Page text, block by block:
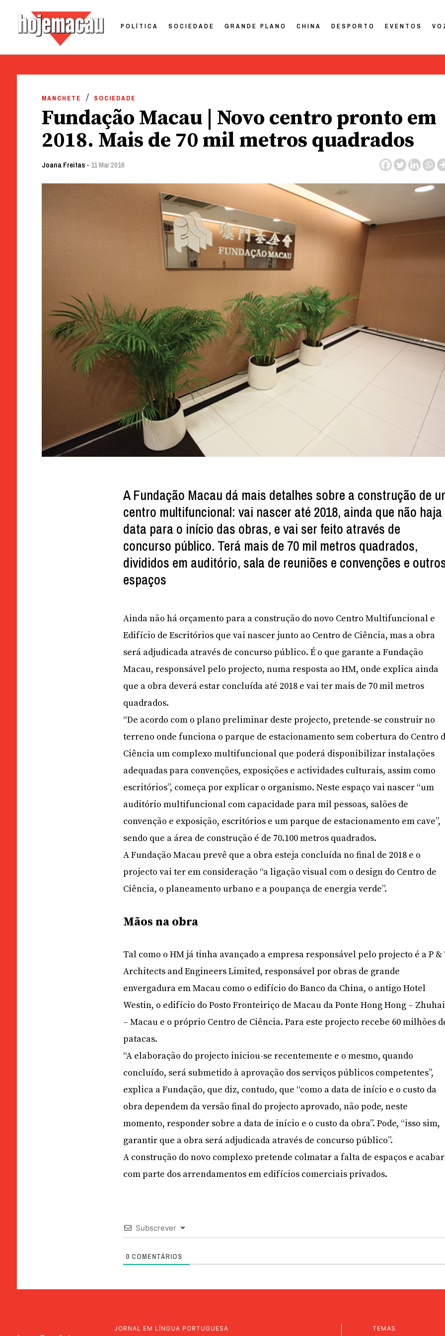
POLÍTICA SOCIEDADE GRANDE PLANO CHINA DESPORTO EVENTOS
MANCHETE SOCIEDADE
Fundação Macau | Novo centro pronto em
2018. Mais de 70 mil metros quadrados
Joana Freitas- 11 Mar 2016
A Fundação Macau dá mais detalhes sobre a construção de
centro multifuncional: vai nascer até 2018, ainda que não haja
data para o início das obras, e vai ser feito através de
concurso público. Terá mais de 70 mil metros quadrados,
divididos em auditório, sala de reuniões e convenções e
espaços
Ainda não há orçamento para a construção do novo Centro Multifuncional e
Edifício de Escritórios que vai nascer junto ao Centro de Ciência, mas a obra
será adjudicada através de concurso público. É o que garante a Fundação
Macau, responsável pelo projecto, numa resposta ao HM, onde explica ainda
que a obra deverá estar concluída até 2018 e vai ter mais de 70 mil metros
quadrados.
“De acordo com o plano preliminar deste projecto, pretende-se construir no
terreno onde funciona o parque de estacionamento sem cobertura do Centro
Ciência um complexo multifuncional que poderá disponibilizar instalações
adequadas para convenções, exposições e actividades culturais, assim como
escritórios”, começa por explicar o organismo. Neste espaço vai nascer “um
auditório multifuncional com capacidade para mil pessoas, salões de
convenção e exposição, escritórios e um parque de estacionamento em cave”,
sendo que a área de construção é de 70.100 metros quadrados.
A Fundação Macau prevê que a obra esteja concluída no final de 2018 e o
projecto vai ter em consideração “a ligação visual com o design do Centro de
Ciência, o planeamento urbano e a poupança de energia verde”.
Mãos na obra
Tal como o HM já tinha avançado a empresa responsável pelo projecto é a P &
Architects and Engineers Limited, responsável por obras de grande
envergadura em Macau como o edifício do Banco da China, o antigo Hotel
Westin, o edifício do Posto Fronteiriço de Macau da Ponte Hong Hong – Zhuhai
– Macau e o próprio Centro de Ciência. Para este projecto recebe 60 milhões
patacas.
“A elaboração do projecto iniciou-se recentemente e o mesmo, quando
concluído, será submetido à aprovação dos serviços públicos competentes”,
explica a Fundação, que diz, contudo, que “como a data de início e o custo da
obra dependem da versão final do projecto aprovado, não pode, neste
momento, responder sobre a data de início e o custo da obra”. Pode, “isso sim,
garantir que a obra será adjudicada através de concurso público”.
A construção do novo complexo pretende colmatar a falta de espaços e acabar
com parte dos arrendamentos em edifícios comerciais privados.
Subscrever
0 COMENTÁRIOS
JORNAL EM LÍNGUA PORTUGUESA TEMAS